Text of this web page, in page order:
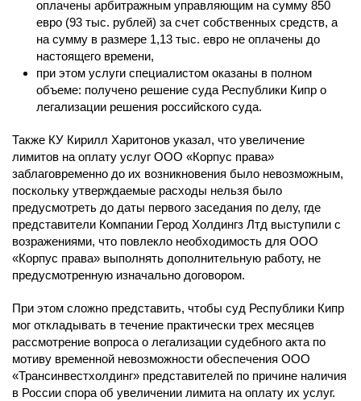
оплачены арбитражным управляющим на сумму 850
евро (93 тыс. рублей) за счет собственных средств, а
на сумму в размере 1,13 тыс. евро не оплачены до
настоящего времени,
при этом услуги специалистом оказаны в полном
объеме: получено решение суда Республики Кипр о
легализации решения российского суда.
Также КУ Кирилл Харитонов указал, что увеличение
лимитов на оплату услуг ООО «Корпус права»
заблаговременно до их возникновения было невозможным,
поскольку утверждаемые расходы нельзя было
предусмотреть до даты первого заседания по делу, где
представители Компании Герод Холдингз Лтд выступили с
возражениями, что повлекло необходимость для ООО
«Корпус права» выполнять дополнительную работу, не
предусмотренную изначально договором.
При этом сложно представить, чтобы суд Республики Кипр
мог откладывать в течение практически трех месяцев
рассмотрение вопроса о легализации судебного акта по
мотиву временной невозможности обеспечения ООО
«Трансинвестхолдинг» представителей по причине наличия
в России спора об увеличении лимита на оплату их услуг.